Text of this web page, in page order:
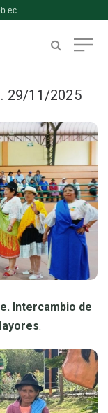
29/11/2025
Intercambio de
.